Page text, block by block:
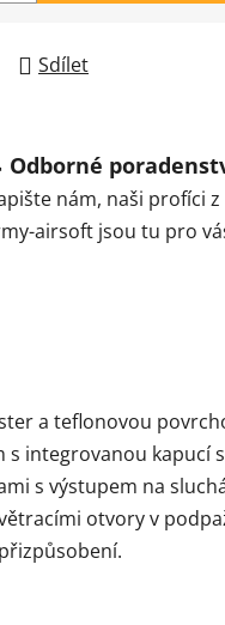
Sdílet
Odborné
nám, naši profíci
airsoft jsou tu pro
a teflonovou
s integrovanou kapucí s
s výstupem na
otvory v